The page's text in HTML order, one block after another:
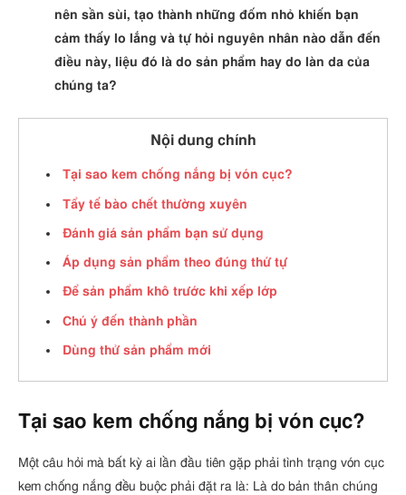
nên sần sùi, tạo thành những đốm nhỏ khiến bạn
cảm thấy lo lắng và tự hỏi nguyên nhân nào dẫn đến
điều này, liệu đó là do sản phẩm hay do làn da của
chúng ta?
Nội dung chính
Tại sao kem chống nắng bị vón cục?
Tẩy tế bào chết thường xuyên
Đánh giá sản phẩm bạn sử dụng
Áp dụng sản phẩm theo đúng thứ tự
Để sản phẩm khô trước khi xếp lớp
Chú ý đến thành phần
Dùng thử sản phẩm mới
Tại sao kem chống nắng bị vón cục?
Một câu hỏi mà bất kỳ ai lần đầu tiên gặp phải tình trạng vón cục
kem chống nắng đều buộc phải đặt ra là: Là do bản thân chúng